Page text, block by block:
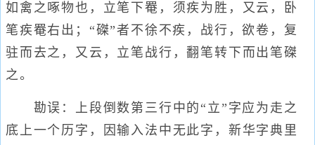
如禽之啄物也，立笔下罨，须疾为胜，又云，卧
笔疾罨右出；“磔”者不徐不疾，战行，欲卷，复
驻而去之，又云，立笔战行，翻笔转下而出笔磔
之。
勘误：上段倒数第三行中的“立”字应为走之
底上一个历字，因输入法中无此字，新华字典里